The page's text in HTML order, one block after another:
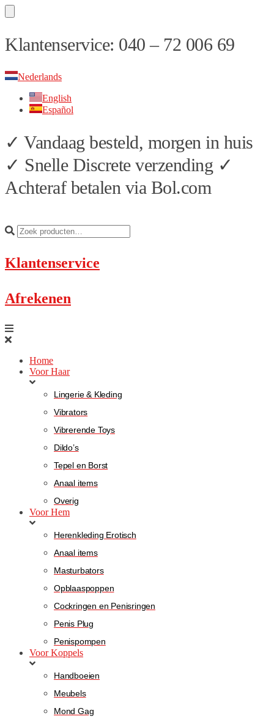
Skip
to
Skip
to
Klantenservice: 040 – 72 006 69
Nederlands
English
Español
✓ Vandaag besteld, morgen in huis
✓ Snelle Discrete verzending ✓
Achteraf betalen via Bol.com
Klantenservice
Afrekenen
Home
Voor Haar
Lingerie & Kleding
Vibrators
Vibrerende Toys
Dildo’s
Tepel en Borst
Anaal items
Overig
Voor Hem
Herenkleding Erotisch
Anaal items
Masturbators
Opblaaspoppen
Cockringen en Penisringen
Penis Plug
Penispompen
Voor Koppels
Handboeien
Meubels
Mond Gag